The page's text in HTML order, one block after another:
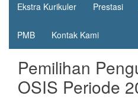
Ekstra Kurikuler Prestasi
PMB Kontak Kami
Pemilihan
OSIS Periode